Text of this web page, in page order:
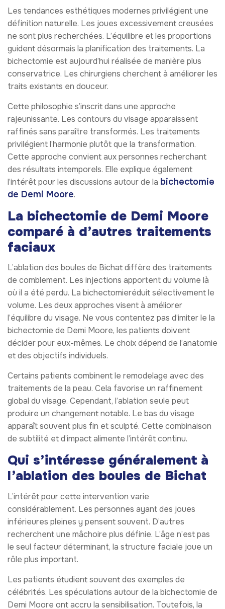
Les tendances esthétiques modernes privilégient une
définition naturelle. Les joues excessivement creusées
ne sont plus recherchées. L’équilibre et les proportions
guident désormais la planification des traitements. La
bichectomie est aujourd’hui réalisée de manière plus
conservatrice. Les chirurgiens cherchent à améliorer les
traits existants en douceur.
Cette philosophie s’inscrit dans une approche
rajeunissante. Les contours du visage apparaissent
raffinés sans paraître transformés. Les traitements
privilégient l’harmonie plutôt que la transformation.
Cette approche convient aux personnes recherchant
des résultats intemporels. Elle explique également
l’intérêt pour les discussions autour de la bichectomie
de Demi Moore.
La bichectomie de Demi Moore
comparé à d’autres traitements
faciaux
L’ablation des boules de Bichat diffère des traitements
de comblement. Les injections apportent du volume là
où il a été perdu. La bichectomieréduit sélectivement le
volume. Les deux approches visent à améliorer
l’équilibre du visage. Ne vous contentez pas d’imiter le la
bichectomie de Demi Moore, les patients doivent
décider pour eux-mêmes. Le choix dépend de l’anatomie
et des objectifs individuels.
Certains patients combinent le remodelage avec des
traitements de la peau. Cela favorise un raffinement
global du visage. Cependant, l’ablation seule peut
produire un changement notable. Le bas du visage
apparaît souvent plus fin et sculpté. Cette combinaison
de subtilité et d’impact alimente l’intérêt continu.
Qui s’intéresse généralement à
l’ablation des boules de Bichat
L’intérêt pour cette intervention varie
considérablement. Les personnes ayant des joues
inférieures pleines y pensent souvent. D’autres
recherchent une mâchoire plus définie. L’âge n’est pas
le seul facteur déterminant, la structure faciale joue un
rôle plus important.
Les patients étudient souvent des exemples de
célébrités. Les spéculations autour de la bichectomie de
Demi Moore ont accru la sensibilisation. Toutefois, la